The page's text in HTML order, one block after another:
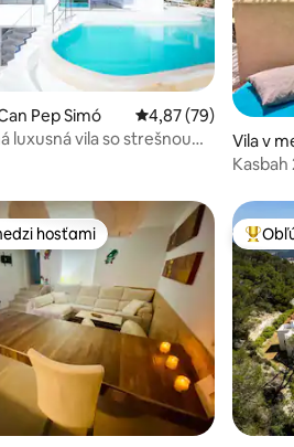
Pep Simó Priemerné
4,87 (79)
luxusná vila so strešnou
Vila v
Talaia
hosťami
hosťami